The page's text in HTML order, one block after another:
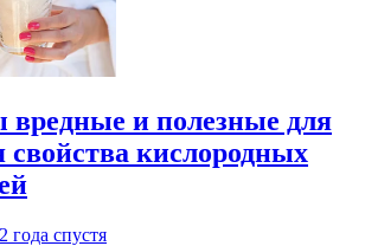
вредные и полезные для
свойства кислородных
2 года спустя